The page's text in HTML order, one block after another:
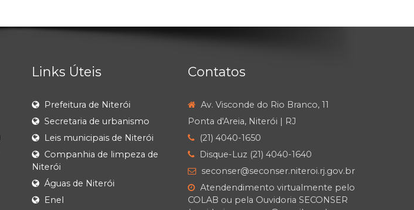
Links Úteis
Prefeitura de Niterói
Secretaria de urbanismo
Leis municipais de Niterói
Companhia de limpeza de
Niterói
Águas de Niterói
Enel
Contatos
Av. Visconde do Rio Branco, 11
Ponta d'Areia, Niterói | RJ
(21) 4040-1650
Disque-Luz (21) 4040-1640
seconser@seconser.niteroi.rj.gov.br
Atendendimento virtualmente pelo
COLAB ou pela Ouvidoria SECONSER